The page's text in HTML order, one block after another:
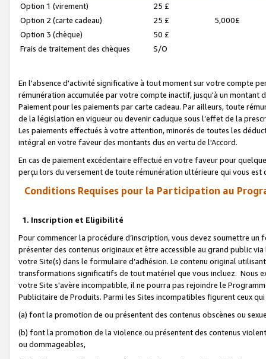
Option 1 (virement)
25 £
Option 2 (carte cadeau)
25 £
5,000£
Option 3 (chèque)
50 £
Frais de traitement des chèques
S/O
En l'absence d'activité significative à tout moment sur votre compte
rémunération accumulée par votre compte inactif, jusqu'à un montant
Paiement pour les paiements par carte cadeau. Par ailleurs, toute
de la législation en vigueur ou devenir caduque sous l’effet de la
Les paiements effectués à votre attention, minorés de toutes les
intégral en votre faveur des montants dus en vertu de l'Accord.
En cas de paiement excédentaire effectué en votre faveur pour
perçu lors du versement de toute rémunération ultérieure qui vous est
Conditions Requises pour la Participation au
1. Inscription et Eligibilité
Pour commencer la procédure d’inscription, vous devez soumettre
présenter des contenus originaux et être accessible au grand public
votre Site(s) dans le formulaire d’adhésion. Le contenu original
transformations significatifs de tout matériel que vous incluez. Nous
votre Site s'avère incompatible, il ne pourra pas rejoindre le
Publicitaire de Produits. Parmi les Sites incompatibles figurent ceux
(a) font la promotion de ou présentent des contenus obscènes ou
(b) font la promotion de la violence ou présentent des contenus
ou dommageables,